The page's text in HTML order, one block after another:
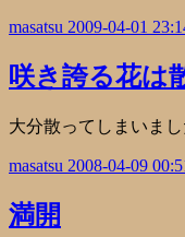
masatsu 2009-04-01
咲き誇る花は
大分散ってしまいま
masatsu 2008-04-09
満開